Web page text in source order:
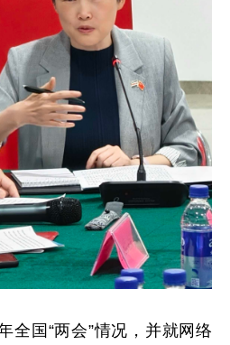
全国“两会”情况，并就网络